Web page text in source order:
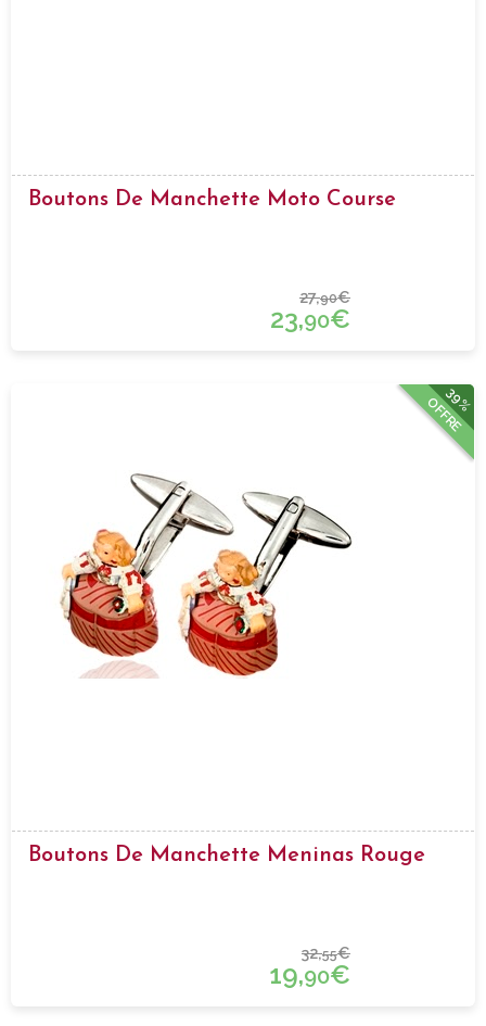
Boutons De Manchette Moto Course
27,90€
23,90€
39%
OFFRE
Boutons De Manchette Meninas Rouge
32,55€
19,90€